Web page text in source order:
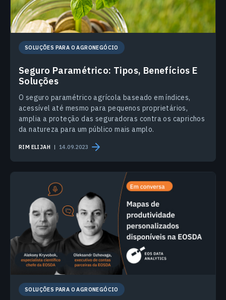
SOLUÇÕES PARA O AGRONEGÓCIO
Seguro Paramétrico: Tipos, Benefícios E
Soluções
O seguro paramétrico agrícola baseado em índices,
acessível até mesmo para pequenos proprietários,
amplia a proteção das seguradoras contra os caprichos
da natureza para um público mais amplo.
RIM ELIJAH 14.09.2023
SOLUÇÕES PARA O AGRONEGÓCIO